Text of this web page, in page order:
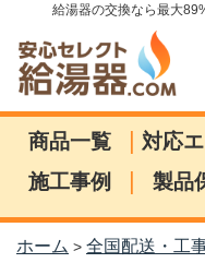
給湯器の交換なら最大
商品一覧 | 対応
施工事例
| 製品
ホーム > 全国配送・工